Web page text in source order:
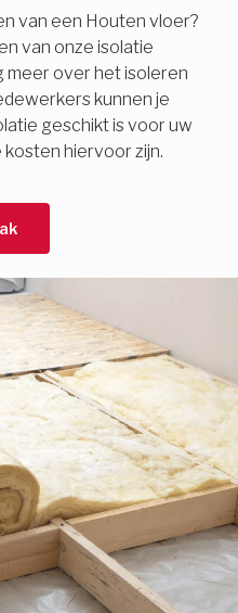
van een Houten vloer?
van onze isolatie
meer over het isoleren
kunnen je
geschikt is voor uw
hiervoor zijn.